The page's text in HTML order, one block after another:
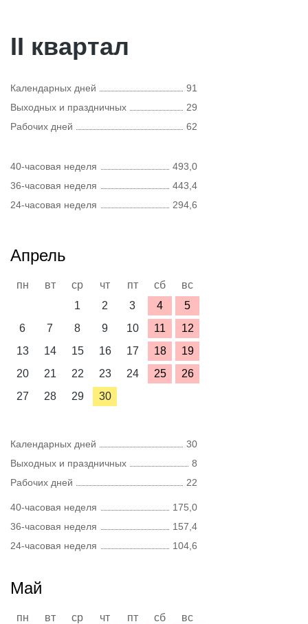
II квартал
Календарных дней
91
Выходных и праздничных
29
Рабочих дней
62
40-часовая неделя
493,0
36-часовая неделя
443,4
24-часовая неделя
294,6
Апрель
пн вт ср чт пт сб
вс
1
2 3 4
5
6
7 8 9 10 11
12
13
14 15 16 17 18
19
20
21 22 23 24 25
26
27
28 29 30
Календарных дней
30
Выходных и праздничных
8
Рабочих дней
22
40-часовая неделя
175,0
36-часовая неделя
157,4
24-часовая неделя
104,6
Май
пн вт ср чт пт сб
вс